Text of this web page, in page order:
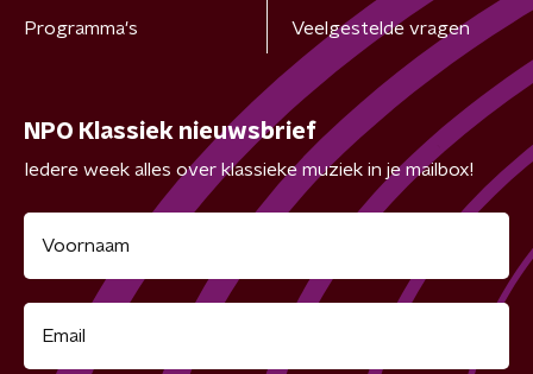
Programma's Veelgestelde vragen
NPO Klassiek nieuwsbrief
Iedere week alles over klassieke muziek in je mailbox!